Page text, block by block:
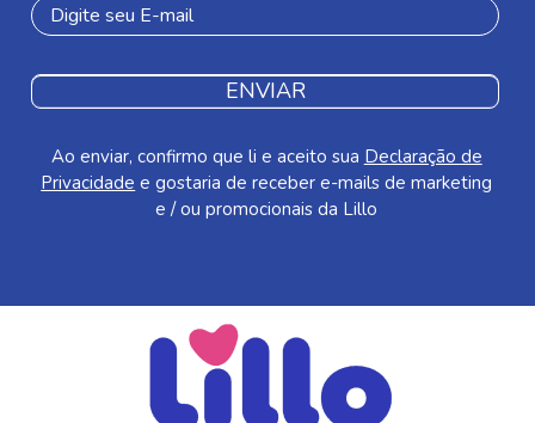
ENVIAR
Ao enviar, confirmo que li e aceito sua Declaração de
Privacidade e gostaria de receber e-mails de marketing
e / ou promocionais da Lillo